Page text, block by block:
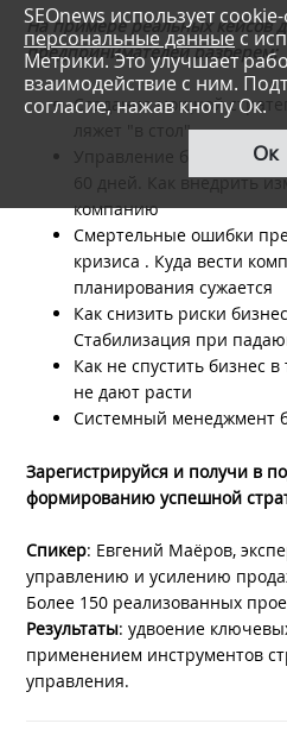
На примере реальных кейсов
предпринимателей разберем:
Создание мощной
ляжет "в стол"
Управление будущим.
60 дней. Как внедрить
компанию
Смертельные ошибки
кризиса . Куда вести
планирования сужается
Как снизить риски
Стабилизация при
Как не спустить бизнес
не дают расти
Системный менеджмент
Зарегистрируйся и получи в
формированию успешной
Спикер: Евгений Маёров,
управлению и усилению
Более 150 реализованных
Результаты: удвоение
применением инструментов
управления.
SEOnews использует
персональные данныес
Метрики. Это улучшает
взаимодействие с ним.
согласие, нажав кнопу Ок.
Ок